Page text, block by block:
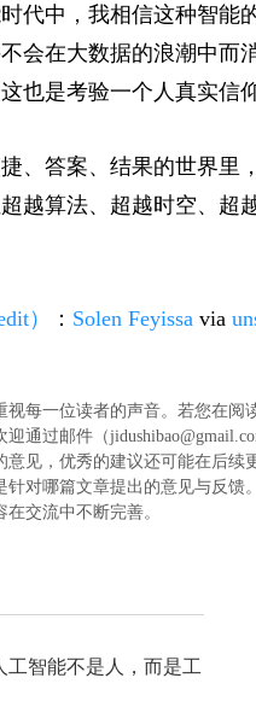
代中，我相信这种智能
会在大数据的浪潮中而
也是考验一个人真实信
、答案、结果的世界里
越算法、超越时空、超
） ： Solen Feyissa via
视每一位读者的声音。若您在
迎通过邮件（
见，优秀的建议还可能在后续
对哪篇文章提出的意见与反馈。
交流中不断完善。
工智能不是人，而是工